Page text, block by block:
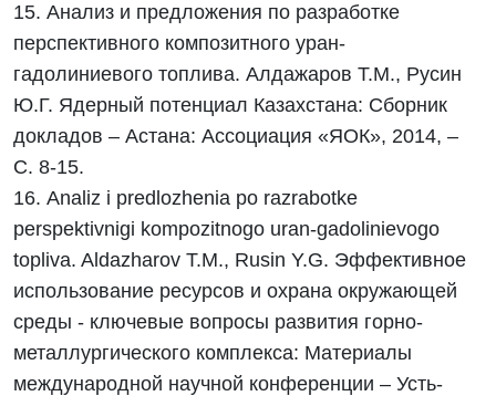
15. Анализ и предложения по разработке
перспективного композитного уран-
гадолиниевого топлива. Алдажаров Т.М., Русин
Ю.Г. Ядерный потенциал Казахстана: Сборник
докладов – Астана: Ассоциация «ЯОК», 2014, –
С. 8-15.
16. Analiz i predlozhenia po razrabotke
perspektivnigi kompozitnogo uran-gadolinievogo
topliva. Aldazharov T.M., Rusin Y.G. Эффективное
использование ресурсов и охрана окружающей
среды - ключевые вопросы развития горно-
металлургического комплекса: Материалы
международной научной конференции – Усть-